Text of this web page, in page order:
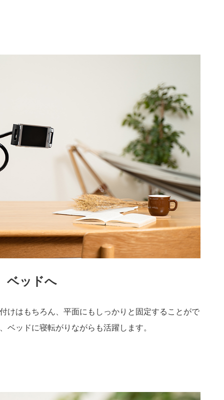
ベッドへ
けはもちろん、平面にもしっかりと固定することがで
ベッドに寝転がりながらも活躍します。